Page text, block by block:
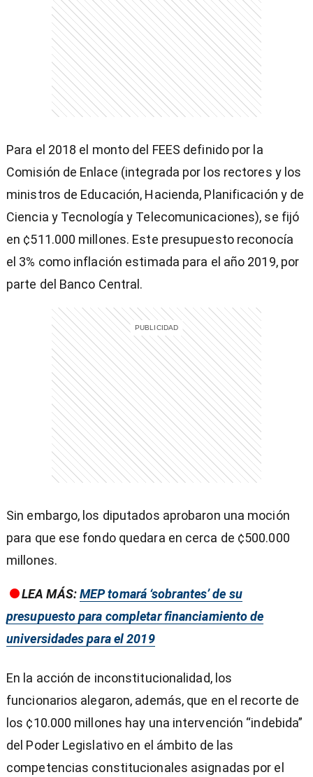
Para el 2018 el monto del FEES definido por la
Comisión de Enlace (integrada por los rectores y los
ministros de Educación, Hacienda, Planificación y de
Ciencia y Tecnología y Telecomunicaciones), se fijó
en ¢511.000 millones. Este presupuesto reconocía
el 3% como inflación estimada para el año 2019, por
parte del Banco Central.
Sin embargo, los diputados aprobaron una moción
para que ese fondo quedara en cerca de ¢500.000
millones.
LEA MÁS:MEP tomará ‘sobrantes’ de su
presupuesto para completar financiamiento de
universidades para el 2019
En la acción de inconstitucionalidad, los
funcionarios alegaron, además, que en el recorte de
los ¢10.000 millones hay una intervención “indebida”
del Poder Legislativo en el ámbito de las
competencias constitucionales asignadas por el